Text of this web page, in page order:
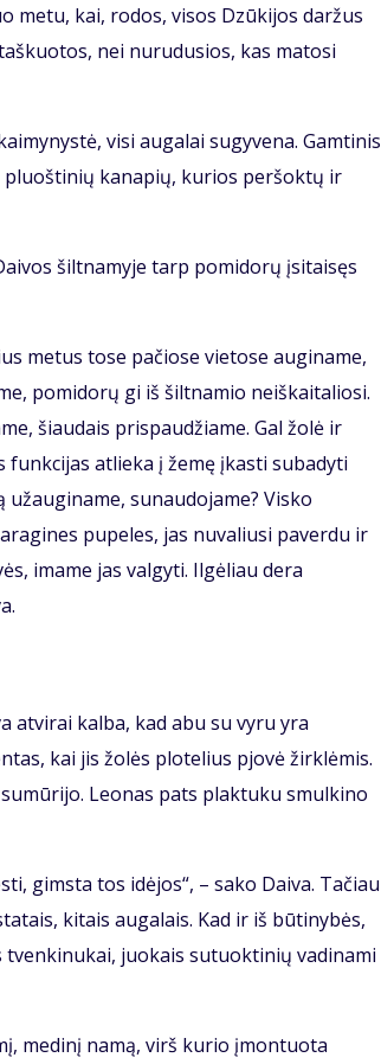
metu, kai, rodos, visos Dzūkijos daržus
nei nurudusios, kas matosi
visi augalai sugyvena. Gamtinis
kanapių, kurios peršoktų ir
šiltnamyje tarp pomidorų įsitaisęs
metus tose pačiose vietose auginame,
pomidorų gi iš šiltnamio neiškaitaliosi.
šiaudais prispaudžiame. Gal žolė ir
atlieka į žemę įkasti subadyti
sunaudojame? Visko
pupeles, jas nuvaliusi paverdu ir
imame jas valgyti. Ilgėliau dera
atvirai kalba, kad abu su vyru yra
kai jis žolės plotelius pjovė žirklėmis.
Leonas pats plaktuku smulkino
gimsta tos idėjos“, – sako Daiva. Tačiau
kitais augalais. Kad ir iš būtinybės,
juokais sutuoktinių vadinami
medinį namą, virš kurio įmontuota